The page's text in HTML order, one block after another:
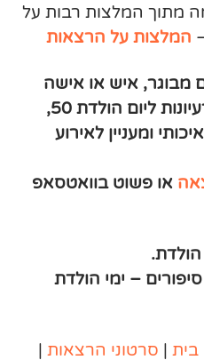
מתוך המלצות רבות על
המלצות על הרצאות
מבוגר, איש או אישה
היקרים לכם? מחפשים רעיונות ליום הולדת 50,
איכותי ומעניין לאירוע
או פשוט בוואטסאפ
– ימי הולדת
בית | סרטוני הרצאות |